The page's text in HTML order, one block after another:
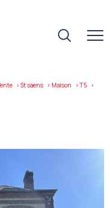
St saens Maison
T5